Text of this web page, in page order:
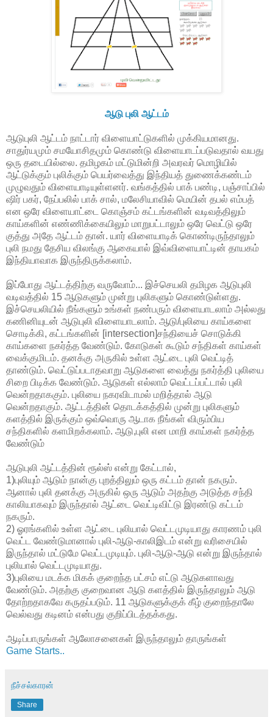
ஆடு புலி ஆட்டம்
ஆடுபுலி ஆட்டம் நாட்டார் விளையாட்டுகளில் முக்கியமானது.
சாதுர்யமும் சமயோசிதமும் கொண்டு விளையாடப்படுவதால் வயது
ஒரு தடையில்லை. தமிழகம் மட்டுமின்றி அவரவர் மொழியில்
ஆட்டுக்கும் புலிக்கும் பெயர்வைத்து இந்தியத் துணைக்கண்டம்
முழுவதும் விளையாடியுள்ளனர். வங்கத்தில் பாக் பண்டி, பஞ்சாப்பில்
ஷிர் பகர், நேப்பலில் பாக் சால், மலேசியாவில் மெயின் தபல் எம்பத்
என ஒரே விளையாட்டை கொஞ்சம் கட்டங்களின் வடிவத்திலும்
காய்களின் எண்ணிக்கையிலும் மாறுபட்டாலும் ஒரே வெட்டு ஒரே
குத்து அதே ஆட்டம் தான். யார் விளையாடிக் கொண்டிருந்தாலும்
புலி நமது தேசிய விலங்கு ஆகையால் இவ்விளையாட்டின் தாயகம்
இந்தியாவாக இருந்திருக்கலாம்.
இப்போது ஆட்டத்திற்கு வருவோம்... இச்செயலி தமிழக ஆடுபுலி
வடிவத்தில் 15 ஆடுகளும் முன்று புலிகளும் கொண்டுள்ளது.
இச்செயலியில் நீங்களும் உங்கள் நண்பரும் விளையாடலாம் அல்லது
கணினியுடன் ஆடுபுலி விளையாடலாம். ஆடு/புலியை காய்களை
சொடிக்கி, கட்டங்களின் [intersection]சந்தியைச் சொடுக்கி
காய்களை நகர்த்த வேண்டும். கோடுகள் கூடும் சந்திகள் காய்கள்
வைக்குமிடம். தனக்கு அருகில் உள்ள ஆட்டை புலி வெட்டித்
தாண்டும். வெட்டுப்படாதவாறு ஆடுகளை வைத்து நகர்த்தி புலியை
சிறை பிடிக்க வேண்டும். ஆடுகள் எல்லாம் வெட்டப்பட்டால் புலி
வென்றதாககும். புலியை நகரவிடாமல் மறித்தால் ஆடு
வென்றதாகும். ஆட்டத்தின் தொடக்கத்தில் முன்று புலிகளும்
களத்தில் இருக்கும் ஒவ்வொரு ஆடாக நீங்கள் விரும்பிய
சந்திகளில் களமிறக்கலாம். ஆடு,புலி என மாறி காய்கள் நகர்த்த
வேண்டும்
ஆடுபுலி ஆட்டத்தின் ரூல்ஸ் என்று கேட்டால்,
1)புலியும் ஆடும் நான்கு புறத்திலும் ஒரு கட்டம் தான் நகரும்.
ஆனால் புலி தனக்கு அருகில் ஒரு ஆடும் அதற்கு அடுத்த சந்தி
காலியாகவும் இருந்தால் ஆட்டை வெட்டிவிட்டு இரண்டு கட்டம்
நகரும்.
2) ஓரங்களில் உள்ள ஆட்டை புலியால் வெட்டமுடியாது காரணம் புலி
வெட்ட வேண்டுமானால் புலி-ஆடு-காலிஇடம் என்று வரிசையில்
இருந்தால் மட்டுமே வெட்டமுடியும். புலி-ஆடு-ஆடு என்று இருந்தால்
புலியால் வெட்டமுடியாது.
3)புலியை மடக்க மிகக் குறைந்த பட்சம் எட்டு ஆடுகளாவது
வேண்டும். அதற்கு குறைவான ஆடு களத்தில் இருந்தாலும் ஆடு
தோற்றதாகவே கருதப்படும். 11 ஆடுகளுக்குக் கீழ் குறைந்தாலே
வெல்வது கடினம் என்பது குறிப்பிடத்தக்கது.
ஆடிப்பாருங்கள் ஆலோசனைகள் இருந்தாலும் தாருங்கள்
Game Starts..
நீச்சல்காரன்
Share